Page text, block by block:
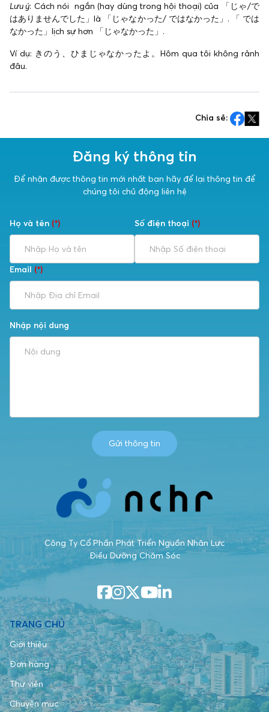
Lưu ý: Cách nói ngắn (hay dùng trong hội thoại) của 「じゃ/で
はありませんでした」là 「じゃなかった/ ではなかった」. 「 では
なかった」lịch sự hơn 「じゃなかった」.
Ví dụ: きのう、ひまじゃなかったよ。Hôm qua tôi không rảnh
đâu.
Chia sẻ:
Đăng ký thông tin
Để nhận được thông tin mới nhất bạn hãy để lại thông tin để
chúng tôi chủ động liên hệ
Họ và tên (*) Số điện thoại (*)
Email (*)
Nhập nội dung
Gửi thông tin
Công Ty Cổ Phần Phát Triển Nguồn Nhân Lực
Điều Dưỡng Chăm Sóc
TRANG CHỦ
Giới thiệu
Đơn hàng
Thư viện
Chuyên mục